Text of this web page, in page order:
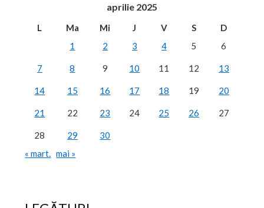
aprilie 2025
L Ma Mi J V S
D
1
2 3 4 5 6
7 8 9 10 11 12 13
14 15 16 17 18 19 20
21 22 23 24 25 26 27
28 29
30
« mart.
mai »